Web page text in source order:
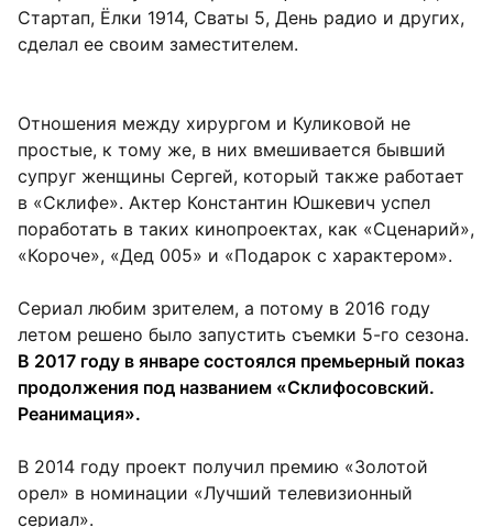
Стартап, Ёлки 1914, Сваты 5, День радио и других,
сделал ее своим заместителем.
Отношения между хирургом и Куликовой не
простые, к тому же, в них вмешивается бывший
супруг женщины Сергей, который также работает
в «Склифе». Актер Константин Юшкевич успел
поработать в таких кинопроектах, как «Сценарий»,
«Короче», «Дед 005» и «Подарок с характером».
Сериал любим зрителем, а потому в 2016 году
летом решено было запустить съемки 5-го сезона.
В 2017 году в январе состоялся премьерный показ
продолжения под названием «Склифосовский.
Реанимация».
В 2014 году проект получил премию «Золотой
орел» в номинации «Лучший телевизионный
сериал».